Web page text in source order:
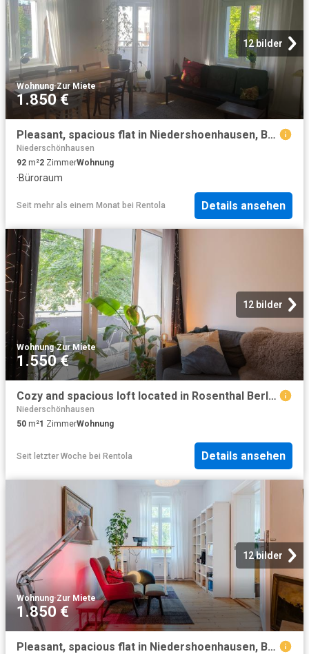
12 bilder
Wohnung·Zur Miete
1.850 €
Pleasant, spacious flat in Niedershoenhausen, Berlin
Niederschönhausen
92 m²2 ZimmerWohnung
·Büroraum
Seit mehr als einem Monat bei Rentola Details ansehen
12 bilder
Wohnung·Zur Miete
1.550 €
Cozy and spacious loft located in Rosenthal Berlin, Berlin Amsterdam Apartments for Rent
Niederschönhausen
50 m²1 ZimmerWohnung
Seit letzter Woche bei Rentola Details ansehen
12 bilder
Wohnung·Zur Miete
1.850 €
Pleasant, spacious flat in Niedershoenhausen, Berlin, Berlin Amsterdam Apartments for Rent